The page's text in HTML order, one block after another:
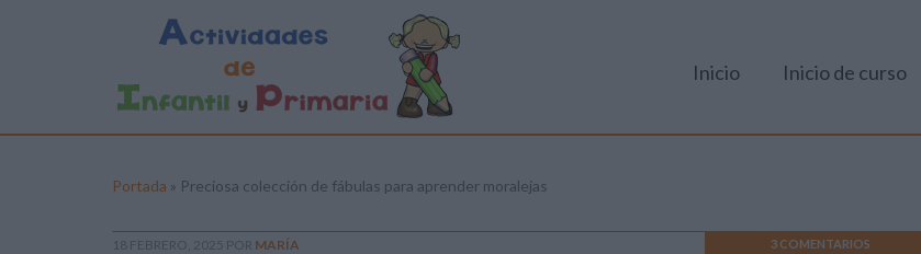
Inicio Inicio de curso
Portada » Preciosa colección de fábulas para aprender moralejas
18 FEBRERO, 2025 POR MARÍA 3 COMENTARIOS